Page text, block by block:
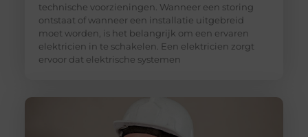
technische voorzieningen. Wanneer een storing
ontstaat of wanneer een installatie uitgebreid
moet worden, is het belangrijk om een ervaren
elektricien in te schakelen. Een elektricien zorgt
ervoor dat elektrische systemen